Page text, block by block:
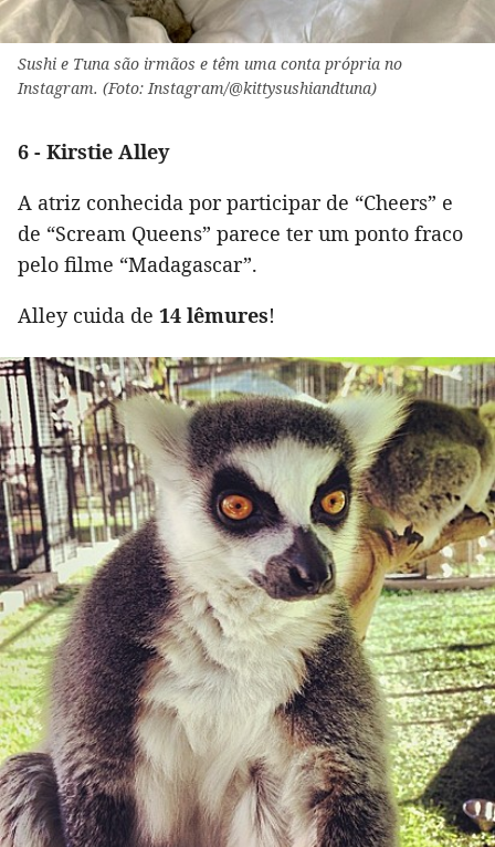
Sushi e Tuna são irmãos e têm uma conta própria no
Instagram. (Foto: Instagram/@kittysushiandtuna)
6 - Kirstie Alley
A atriz conhecida por participar de “Cheers” e
de “Scream Queens” parece ter um ponto fraco
pelo filme “Madagascar”.
Alley cuida de 14 lêmures!